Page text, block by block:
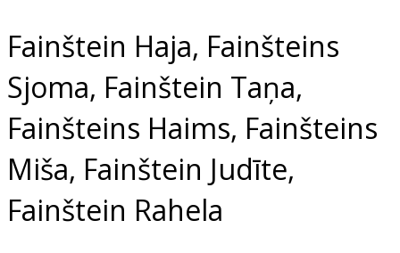
Fainštein Haja, Fainšteins
Sjoma, Fainštein Taņa,
Fainšteins Haims, Fainšteins
Miša, Fainštein Judīte,
Fainštein Rahela